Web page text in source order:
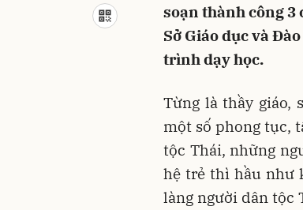
soạn thành công 3
Sở Giáo dục và
trình dạy học.
Từng là thầy giáo,
một số phong tục,
tộc Thái, những
hệ trẻ thì hầu như
làng người dân tộc